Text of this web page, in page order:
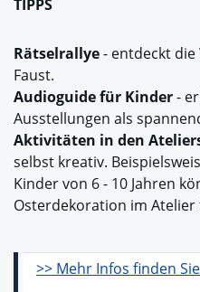
TIPPS
Rätselrallye- entdeckt
Faust.
Audioguide für Kinder-
Ausstellungen als
Aktivitäten in den
selbst kreativ.
Kinder von 6 - 10 Jahren
Osterdekoration im Atelier
>> Mehr Infos finden